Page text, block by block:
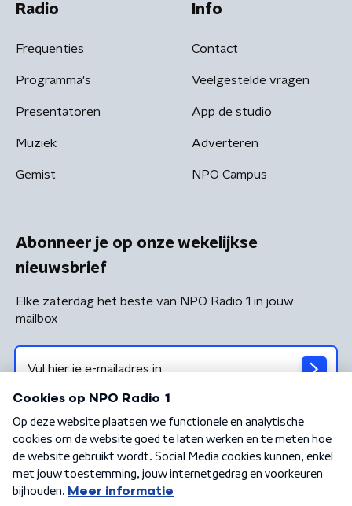
Radio
Frequenties
Programma's
Presentatoren
Muziek
Gemist
Info
Contact
Veelgestelde vragen
App de studio
Adverteren
NPO Campus
Abonneer je op onze wekelijkse
nieuwsbrief
Elke zaterdag het beste van NPO Radio 1 in jouw
mailbox
Algemene voorwaarden